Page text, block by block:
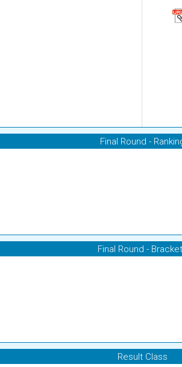
Final Round -
Final Round -
Result Class